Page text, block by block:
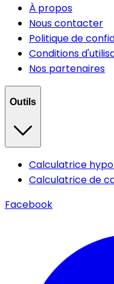
À propos
Nous contacter
Politique de
Conditions
Nos partenaires
Outils
Calculatrice
Calculatrice de
Facebook